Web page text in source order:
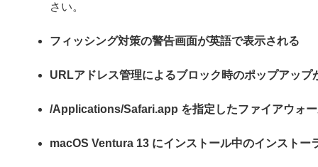
さい。
フィッシング対策の警告画面が英語で表示される
URLアドレス管理によるブロック時のポップアップ
/Applications/Safari.app を指定したファイアウォ
macOS Ventura 13 にインストール中のインスト